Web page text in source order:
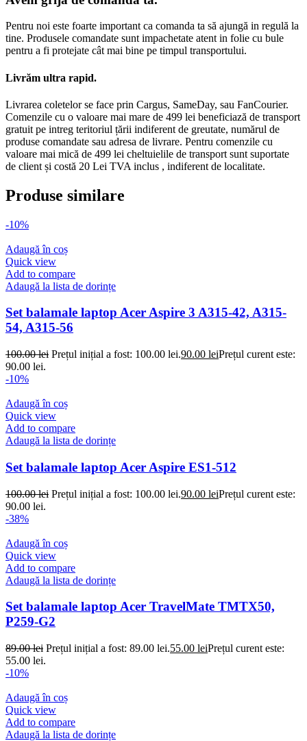
Pentru noi este foarte important ca comanda ta să ajungă in regulă la
tine. Produsele comandate sunt impachetate atent in folie cu bule
pentru a fi protejate cât mai bine pe timpul transportului.
Livrăm ultra rapid.
Livrarea coletelor se face prin Cargus, SameDay, sau FanCourier.
Comenzile cu o valoare mai mare de 499 lei beneficiază de transport
gratuit pe intreg teritoriul țării indiferent de greutate, numărul de
produse comandate sau adresa de livrare. Pentru comenzile cu
valoare mai mică de 499 lei cheltuielile de transport sunt suportate
de client și costă 20 Lei TVA inclus , indiferent de localitate.
Produse similare
-10%
Adaugă în coș
Quick view
Add to compare
Adaugă la lista de dorințe
Set balamale laptop Acer Aspire 3 A315-42, A315-
54, A315-56
100.00lei Prețul inițial a fost: 100.00 lei.90.00 leiPrețul curent este:
90.00 lei.
-10%
Adaugă în coș
Quick view
Add to compare
Adaugă la lista de dorințe
Set balamale laptop Acer Aspire ES1-512
100.00lei Prețul inițial a fost: 100.00 lei.90.00 leiPrețul curent este:
90.00 lei.
-38%
Adaugă în coș
Quick view
Add to compare
Adaugă la lista de dorințe
Set balamale laptop Acer TravelMate TMTX50,
P259-G2
89.00lei Prețul inițial a fost: 89.00 lei.55.00 leiPrețul curent este:
55.00 lei.
-10%
Adaugă în coș
Quick view
Add to compare
Adaugă la lista de dorințe